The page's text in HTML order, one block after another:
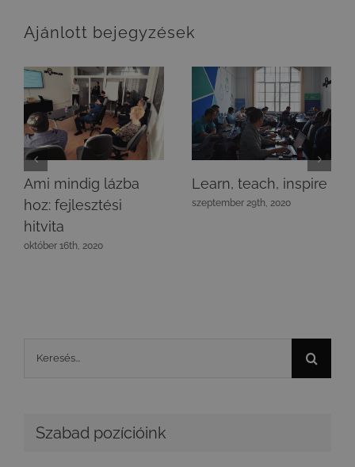
Ajánlott bejegyzések
Ami mindig lázba
hoz: fejlesztési
hitvita
október 16th, 2020
Learn, teach, inspire
szeptember 29th, 2020
Szabad pozícióink